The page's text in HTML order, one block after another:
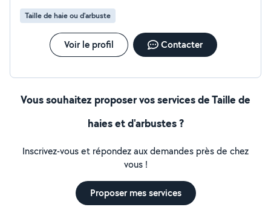
Taille de haie ou d'arbuste
Voir le profil Contacter
Vous souhaitez proposer vos services de Taille de
haies et d'arbustes ?
Inscrivez-vous et répondez aux demandes près de chez
vous !
Proposer mes services